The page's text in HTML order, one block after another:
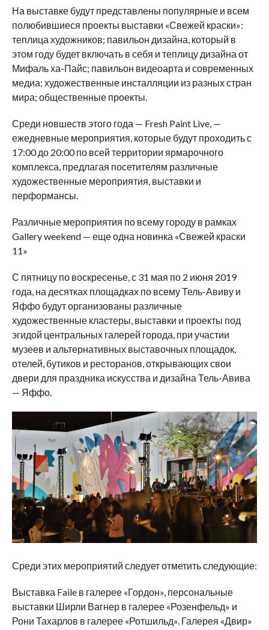
На выставке будут представлены популярные и всем
полюбившиеся проекты выставки «Свежей краски»:
теплица художников; павильон дизайна, который в
этом году будет включать в себя и теплицу дизайна от
Мифаль ха-Пайс; павильон видеоарта и современных
медиа; художественные инсталляции из разных стран
мира; общественные проекты.
Среди новшеств этого года — Fresh Paint Live, —
ежедневные мероприятия, которые будут проходить с
17:00 до 20:00 по всей территории ярмарочного
комплекса, предлагая посетителям различные
художественные мероприятия, выставки и
перформансы.
Различные мероприятия по всему городу в рамках
Gallery weekend — еще одна новинка «Свежей краски
11»
С пятницу по воскресенье, с 31 мая по 2 июня 2019
года, на десятках площадках по всему Тель-Авиву и
Яффо будут организованы различные
художественные кластеры, выставки и проекты под
эгидой центральных галерей города, при участии
музеев и альтернативных выставочных площадок,
отелей, бутиков и ресторанов, открывающих свои
двери для праздника искусства и дизайна Тель-Авива
— Яффо.
Среди этих мероприятий следует отметить следующие:
Выставка Faile в галерее «Гордон», персональные
выставки Ширли Вагнер в галерее «Розенфельд» и
Рони Тахарлов в галерее «Ротшильд». Галерея «Двир»